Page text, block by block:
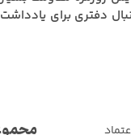
دفتری برای